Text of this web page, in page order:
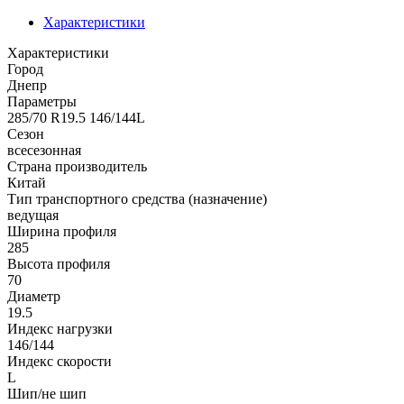
Характеристики
Характеристики
Город
Днепр
Параметры
285/70 R19.5 146/144L
Сезон
всесезонная
Страна производитель
Китай
Тип транспортного средства (назначение)
ведущая
Ширина профиля
285
Высота профиля
70
Диаметр
19.5
Индекс нагрузки
146/144
Индекс скорости
L
Шип/не шип